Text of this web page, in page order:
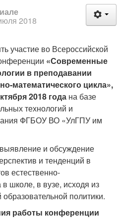
2018
участие во Всероссийской
«Современные
в преподавании
математического цикла»,
2018 года на базе
технологий и
ФГБОУ ВО «УлГПУ им
и обсуждение
и тенденций в
естественно-
школе, в вузе, исходя из
политики.
работы конференции